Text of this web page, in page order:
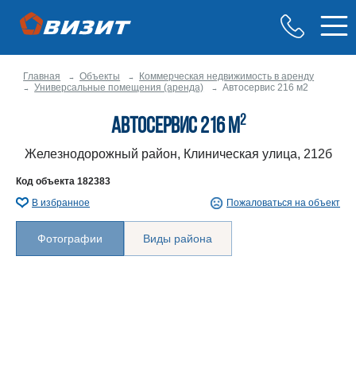
Главная Объекты
Коммерческая недвижимость в аренду
Универсальные помещения (аренда)
Автосервис 216 м2
Автосервис 216 м2
Железнодорожный район, Клиническая улица, 212б
Код объекта 182383
В избранное
Пожаловаться на объект
Фотографии Виды района